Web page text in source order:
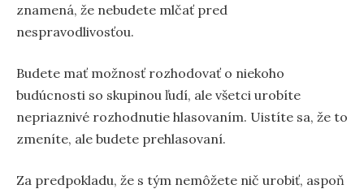
znamená, že nebudete mlčať pred
nespravodlivosťou.
Budete mať možnosť rozhodovať o niekoho
budúcnosti so skupinou ľudí, ale všetci urobíte
nepriaznivé rozhodnutie hlasovaním. Uistíte sa, že to
zmeníte, ale budete prehlasovaní.
Za predpokladu, že s tým nemôžete nič urobiť, aspoň